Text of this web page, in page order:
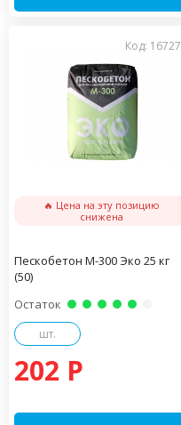
Код: 16727
🔥 Цена на эту позицию
снижена
Пескобетон М-300 Эко 25 кг
(50)
Остаток
шт.
202 P